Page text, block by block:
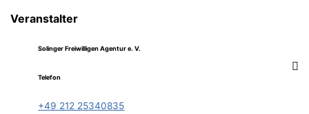
Veranstalter
Solinger Freiwilligen Agentur e. V.
Telefon
+49 212 25340835